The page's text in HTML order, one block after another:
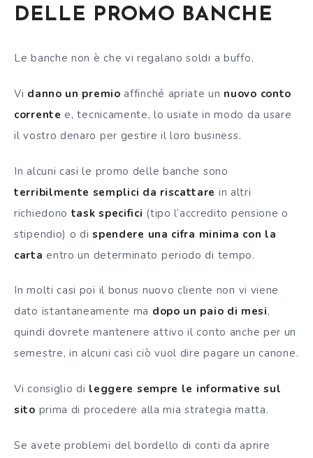
DELLE PROMO BANCHE
Le banche non è che vi regalano soldi a buffo.
Vi danno un premio affinché apriate un nuovo conto
corrente e, tecnicamente, lo usiate in modo da usare
il vostro denaro per gestire il loro business.
In alcuni casi le promo delle banche sono
terribilmente semplici da riscattare in altri
richiedono task specifici (tipo l’accredito pensione o
stipendio) o dispendere una cifra minima con la
carta entro un determinato periodo di tempo.
In molti casi poi il bonus nuovo cliente non vi viene
dato istantaneamente ma dopo un paio di mesi,
quindi dovrete mantenere attivo il conto anche per un
semestre, in alcuni casi ciò vuol dire pagare un canone.
Vi consiglio di leggere sempre le informative sul
sito prima di procedere alla mia strategia matta.
Se avete problemi del bordello di conti da aprire